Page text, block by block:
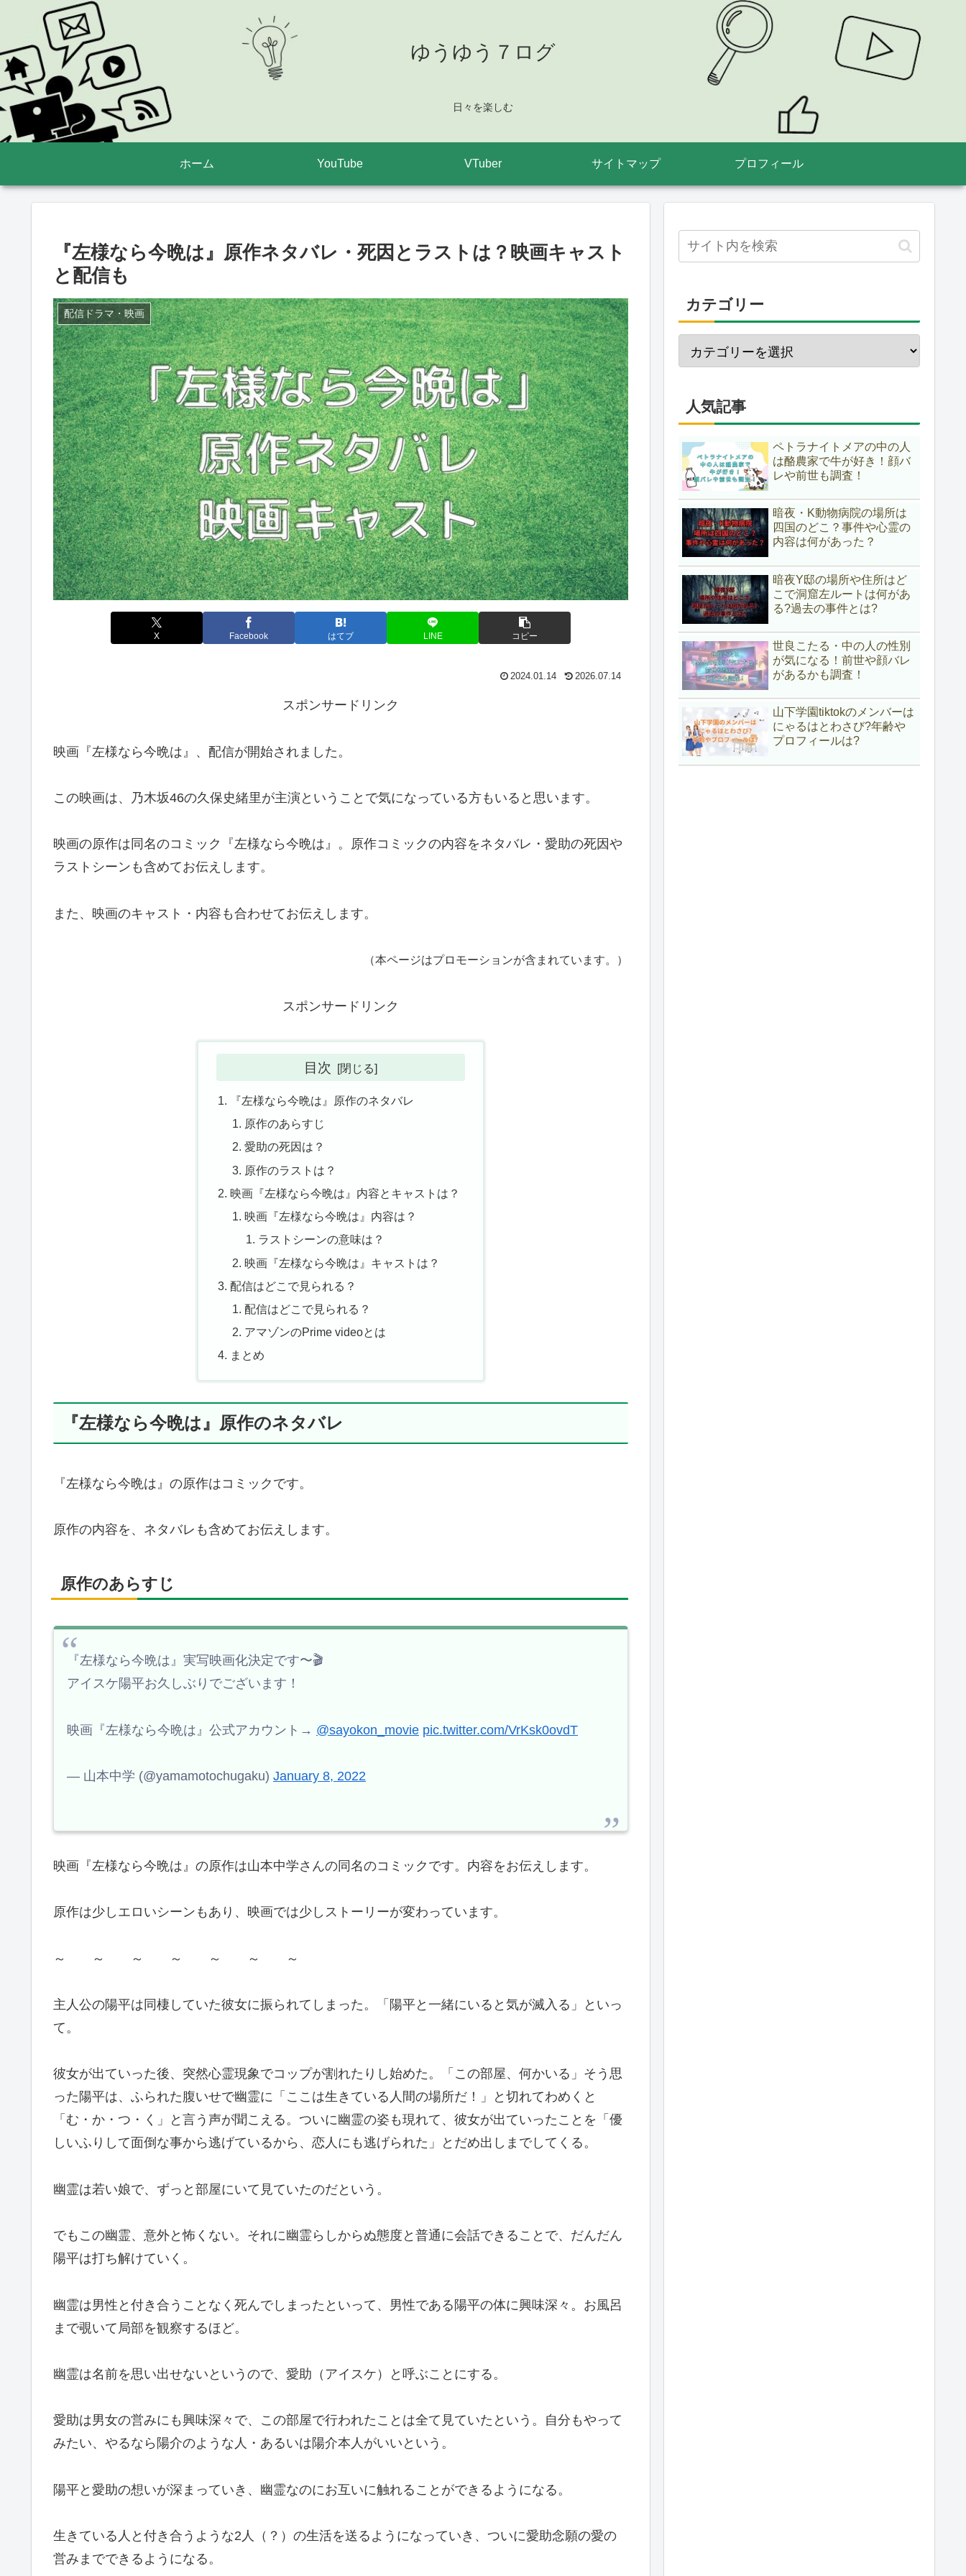
ゆうゆう７ログ
日々を楽しむ
ホーム YouTube VTuber サイトマップ プロフィール
『左様なら今晩は』原作ネタバレ・死因とラストは？映画キャスト
と配信も
配信ドラマ・映画
X Facebook はてブ LINE コピー
2024.01.14 2026.07.14
スポンサードリンク
映画『左様なら今晩は』、配信が開始されました。
この映画は、乃木坂46の久保史緒⾥が主演ということで気になっている方もいると思います。
映画の原作は同名のコミック『左様なら今晩は』。原作コミックの内容をネタバレ・愛助の死因や
ラストシーンも含めてお伝えします。
また、映画のキャスト・内容も合わせてお伝えします。
（本ページはプロモーションが含まれています。）
スポンサードリンク
目次
『左様なら今晩は』原作のネタバレ
原作のあらすじ
愛助の死因は？
原作のラストは？
映画『左様なら今晩は』内容とキャストは？
映画『左様なら今晩は』内容は？
ラストシーンの意味は？
映画『左様なら今晩は』キャストは？
配信はどこで見られる？
配信はどこで見られる？
アマゾンのPrime videoとは
まとめ
『左様なら今晩は』原作のネタバレ
『左様なら今晩は』の原作はコミックです。
原作の内容を、ネタバレも含めてお伝えします。
原作のあらすじ
『左様なら今晩は』実写映画化決定です〜🎬
アイスケ陽平お久しぶりでございます！
映画『左様なら今晩は』公式アカウント→ @sayokon_movie pic.twitter.com/VrKsk0ovdT
— 山本中学 (@yamamotochugaku) January 8, 2022
映画『左様なら今晩は』の原作は山本中学さんの同名のコミックです。内容をお伝えします。
原作は少しエロいシーンもあり、映画では少しストーリーが変わっています。
～ ～ ～ ～ ～ ～ ～
主人公の陽平は同棲していた彼女に振られてしまった。「陽平と一緒にいると気が滅入る」といっ
て。
彼女が出ていった後、突然心霊現象でコップが割れたりし始めた。「この部屋、何かいる」そう思
った陽平は、ふられた腹いせで幽霊に「ここは生きている人間の場所だ！」と切れてわめくと
「む・か・つ・く」と言う声が聞こえる。ついに幽霊の姿も現れて、彼女が出ていったことを「優
しいふりして⾯倒な事から逃げているから、恋⼈にも逃げられた」とだめ出しまでしてくる。
幽霊は若い娘で、ずっと部屋にいて見ていたのだという。
でもこの幽霊、意外と怖くない。それに幽霊らしからぬ態度と普通に会話できることで、だんだん
陽平は打ち解けていく。
幽霊は男性と付き合うことなく死んでしまったといって、男性である陽平の体に興味深々。お風呂
まで覗いて局部を観察するほど。
幽霊は名前を思い出せないというので、愛助（アイスケ）と呼ぶことにする。
愛助は男女の営みにも興味深々で、この部屋で行われたことは全て見ていたという。自分もやって
みたい、やるなら陽介のような人・あるいは陽介本人がいいという。
陽平と愛助の想いが深まっていき、幽霊なのにお互いに触れることができるようになる。
生きている人と付き合うような2人（？）の生活を送るようになっていき、ついに愛助念願の愛の
営みまでできるようになる。
カテゴリー
人気記事
ペトラナイトメアの中の人
は酪農家で牛が好き！顔バ
レや前世も調査！
暗夜・K動物病院の場所は
四国のどこ？事件や心霊の
内容は何があった？
暗夜Y邸の場所や住所はど
こで洞窟左ルートは何があ
る?過去の事件とは?
世良こたる・中の人の性別
が気になる！前世や顔バレ
があるかも調査！
山下学園tiktokのメンバーは
にゃるはとわさび?年齢や
プロフィールは?